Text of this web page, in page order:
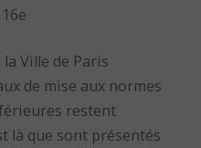
la Ville de Paris
de mise aux normes
restent
là que sont présentés